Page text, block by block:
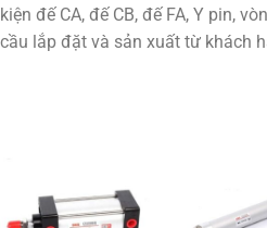
kiện đế CA, đế CB, đế FA, Y pin,
cầu lắp đặt và sản xuất từ khách